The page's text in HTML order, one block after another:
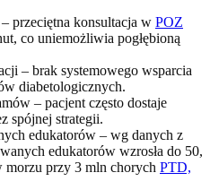
przeciętna konsultacja w POZ
co uniemożliwia pogłębioną
– brak systemowego wsparcia
diabetologicznych.
– pacjent często dostaje
spójnej strategii.
edukatorów – wg danych z
edukatorów wzrosła do 50,
przy 3 mln chorych PTD,